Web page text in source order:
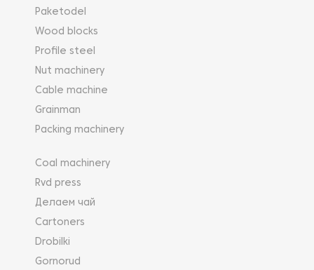
Paketodel
Wood blocks
Profile steel
Nut machinery
Cable machine
Grainman
Packing machinery
Coal machinery
Rvd press
Делаем чай
Cartoners
Drobilki
Gornorud